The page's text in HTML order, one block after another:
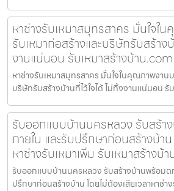
หาช่างรับเหมาสมุทรสาคร มั่นใจใ
รับเหมาก่อสร้างและบริษัทรับสร้าง
งานแน่นอน รับเหมาสร้างบ้าน.com
หาช่างรับเหมาสมุทรสาคร มั่นใจในคุณภาพงาน
บริษัทรับสร้างบ้านที่ไว้ใจได้ ไม่ทิ้งงานแน่นอน รั
รับออกแบบบ้านนครหลวง รับสร้า
ภายใน และรับปรึกษาก่อนสร้างบ้าน
หาช่างรับเหมาเพิ่ม รับเหมาสร้างบ้
รับออกแบบบ้านนครหลวง รับสร้างบ้านพร้อมต
ปรึกษาก่อนสร้างบ้าน โดยไม่ต้องเสียเวลาหาช่า